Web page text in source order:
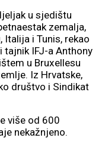
u sjedištu
zemalja,
Italija i Tunis, rekao
tajnik IFJ-a Anthony
u Bruxellesu
Iz Hrvatske,
društvo i Sindikat
više od 600
nekažnjeno.